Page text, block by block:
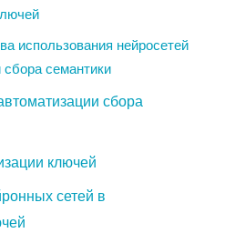
использования нейросетей
сбора семантики
сбора
ключей
сетей в